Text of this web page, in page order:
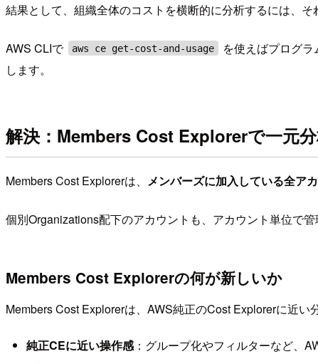
結果として、組織全体のコストを横断的に分析するには、
AWS CLIで aws ce get-cost-and-usage
を使えばプログ
します。
解決：Members Cost Explorerで一元
Members Cost Explorerは、 メンバーズに加入している全ア
個別Organizations配下のアカウントも、アカウント単位で
Members Cost Explorerの何が新しいか
Members Cost Explorerは、AWS純正のCost Explorerに近
純正CEに近い操作感：グループ化やフィルターなど、